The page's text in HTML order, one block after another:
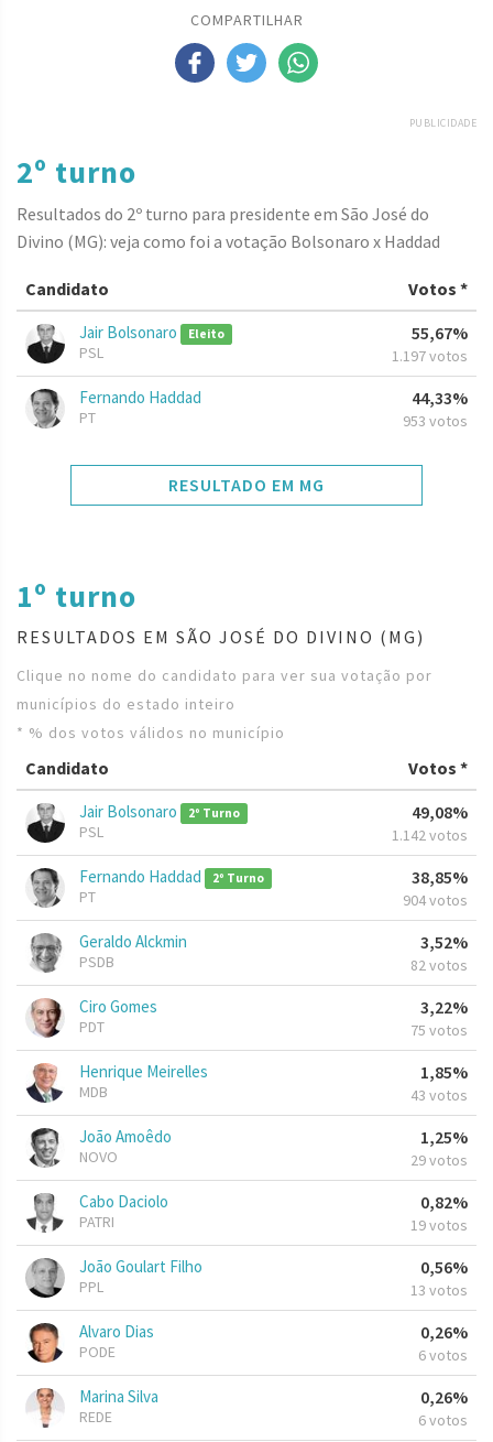
COMPARTILHAR
PUBLICIDADE
2º turno
Resultados do 2º turno para presidente em São José do
Divino (MG): veja como foi a votação Bolsonaro x Haddad
Candidato Votos *
Jair Bolsonaro Eleito
PSL
55,67%
1.197 votos
Fernando Haddad
PT
44,33%
953 votos
RESULTADO EM MG
1º turno
RESULTADOS EM SÃO JOSÉ DO DIVINO (MG)
Clique no nome do candidato para ver sua votação por
municípios do estado inteiro
* % dos votos válidos no município
Candidato Votos *
Jair Bolsonaro 2º Turno
PSL
49,08%
1.142 votos
Fernando Haddad 2º Turno
PT
38,85%
904 votos
Geraldo Alckmin
PSDB
3,52%
82 votos
Ciro Gomes
PDT
3,22%
75 votos
Henrique Meirelles
MDB
1,85%
43 votos
João Amoêdo
NOVO
1,25%
29 votos
Cabo Daciolo
PATRI
0,82%
19 votos
João Goulart Filho
PPL
0,56%
13 votos
Alvaro Dias
PODE
0,26%
6 votos
Marina Silva
REDE
0,26%
6 votos